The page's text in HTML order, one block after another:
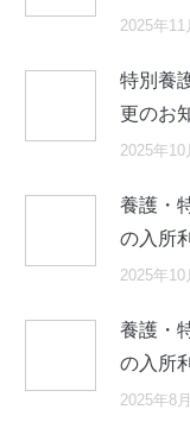
2025年11
特別養
更のお
2025年10
養護・
の入所
2025年10
養護・
の入所
2025年8